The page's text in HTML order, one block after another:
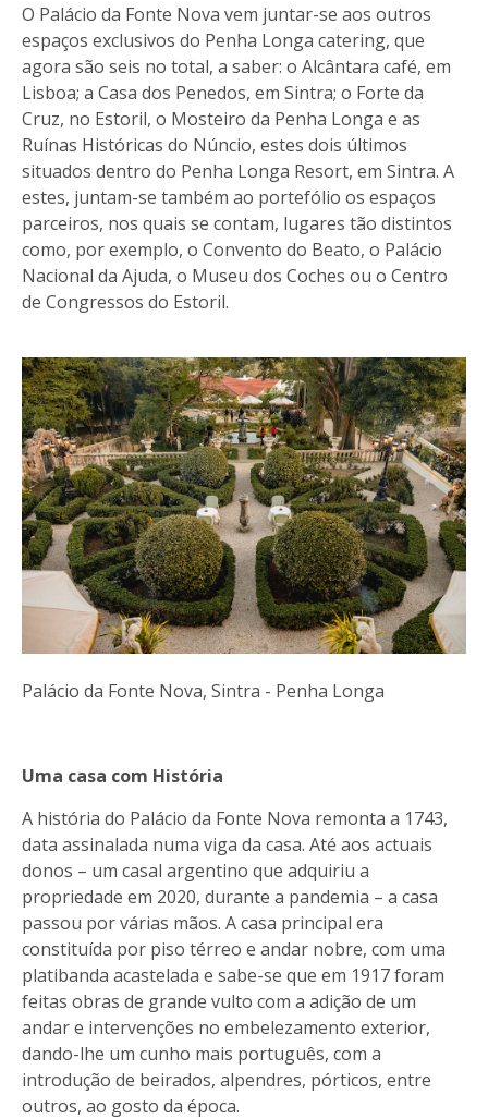
O Palácio da Fonte Nova vem juntar-se aos outros
espaços exclusivos do Penha Longa catering, que
agora são seis no total, a saber: o Alcântara café, em
Lisboa; a Casa dos Penedos, em Sintra; o Forte da
Cruz, no Estoril, o Mosteiro da Penha Longa e as
Ruínas Históricas do Núncio, estes dois últimos
situados dentro do Penha Longa Resort, em Sintra. A
estes, juntam-se também ao portefólio os espaços
parceiros, nos quais se contam, lugares tão distintos
como, por exemplo, o Convento do Beato, o Palácio
Nacional da Ajuda, o Museu dos Coches ou o Centro
de Congressos do Estoril.
Palácio da Fonte Nova, Sintra - Penha Longa
Uma casa com História
A história do Palácio da Fonte Nova remonta a 1743,
data assinalada numa viga da casa. Até aos actuais
donos – um casal argentino que adquiriu a
propriedade em 2020, durante a pandemia – a casa
passou por várias mãos. A casa principal era
constituída por piso térreo e andar nobre, com uma
platibanda acastelada e sabe-se que em 1917 foram
feitas obras de grande vulto com a adição de um
andar e intervenções no embelezamento exterior,
dando-lhe um cunho mais português, com a
introdução de beirados, alpendres, pórticos, entre
outros, ao gosto da época.